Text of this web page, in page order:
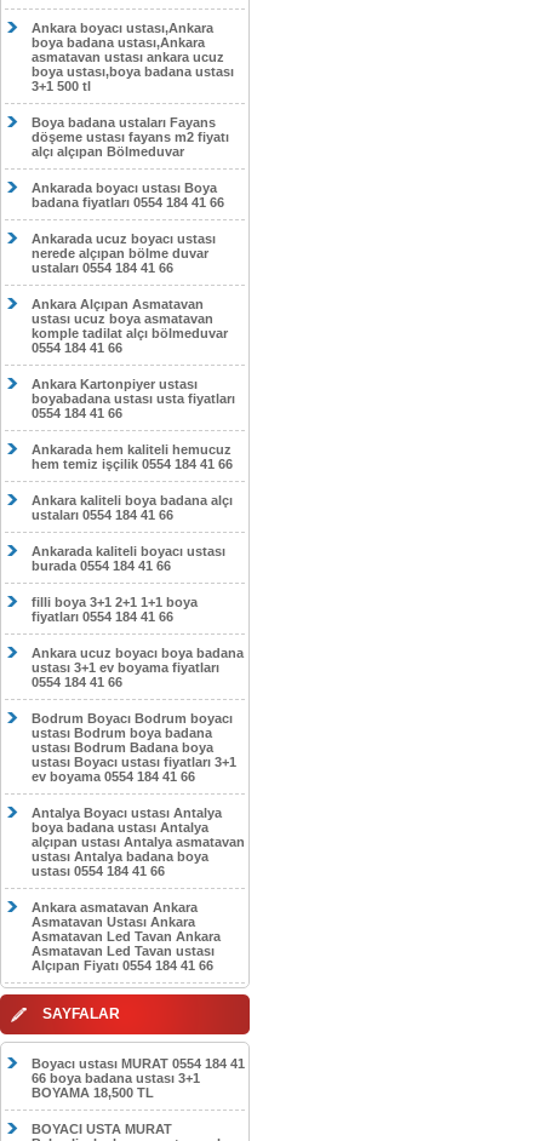
Ankara boyacı ustası,Ankara
boya badana ustası,Ankara
asmatavan ustası ankara ucuz
boya ustası,boya badana ustası
3+1 500 tl
Boya badana ustaları Fayans
döşeme ustası fayans m2 fiyatı
alçı alçıpan Bölmeduvar
Ankarada boyacı ustası Boya
badana fiyatları 0554 184 41 66
Ankarada ucuz boyacı ustası
nerede alçıpan bölme duvar
ustaları 0554 184 41 66
Ankara Alçıpan Asmatavan
ustası ucuz boya asmatavan
komple tadilat alçı bölmeduvar
0554 184 41 66
Ankara Kartonpiyer ustası
boyabadana ustası usta fiyatları
0554 184 41 66
Ankarada hem kaliteli hemucuz
hem temiz işçilik 0554 184 41 66
Ankara kaliteli boya badana alçı
ustaları 0554 184 41 66
Ankarada kaliteli boyacı ustası
burada 0554 184 41 66
filli boya 3+1 2+1 1+1 boya
fiyatları 0554 184 41 66
Ankara ucuz boyacı boya badana
ustası 3+1 ev boyama fiyatları
0554 184 41 66
Bodrum Boyacı Bodrum boyacı
ustası Bodrum boya badana
ustası Bodrum Badana boya
ustası Boyacı ustası fiyatları 3+1
ev boyama 0554 184 41 66
Antalya Boyacı ustası Antalya
boya badana ustası Antalya
alçıpan ustası Antalya asmatavan
ustası Antalya badana boya
ustası 0554 184 41 66
Ankara asmatavan Ankara
Asmatavan Ustası Ankara
Asmatavan Led Tavan Ankara
Asmatavan Led Tavan ustası
Alçıpan Fiyatı 0554 184 41 66
SAYFALAR
Boyacı ustası MURAT 0554 184 41
66 boya badana ustası 3+1
BOYAMA 18,500 TL
BOYACI USTA MURAT